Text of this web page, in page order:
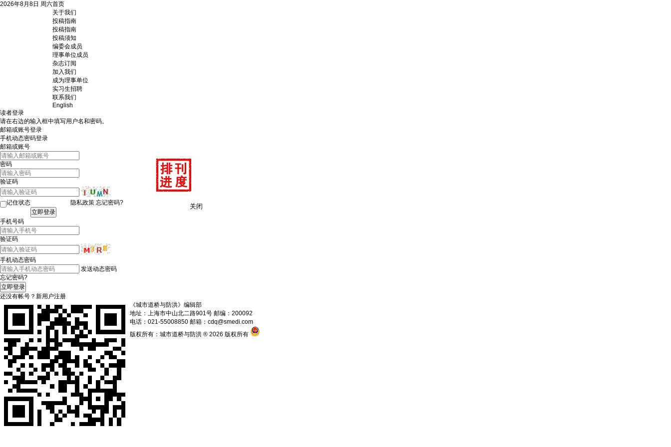
2026年8月8日 周六首页
关于我们
投稿指南
投稿指南
投稿须知
编委会成员
理事单位成员
杂志订阅
加入我们
成为理事单位
实习生招聘
联系我们
English
读者登录
请在右边的输入框中填写用户名和密码。
邮箱或账号登录
手机动态密码登录
邮箱或账号
密码
验证码
记住状态 隐私政策 忘记密码?
手机号码
验证码
手机动态密码
发送动态密码
忘记密码?
还没有帐号？ 新用户注册
《城市道桥与防洪》编辑部
地址：上海市中山北二路901号 邮编：200092
电话：021-55008850 邮箱：cdq@smedi.com
版权所有：城市道桥与防洪 ® 2026 版权所有
关闭